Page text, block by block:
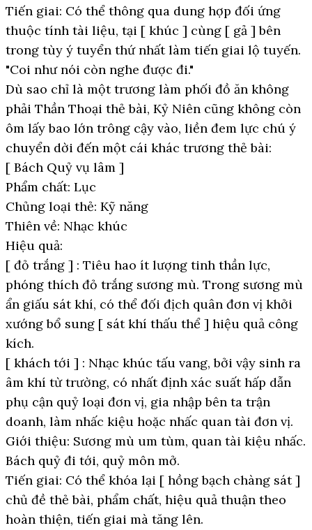
Tiến giai: Có thể thông qua dung hợp đối ứng
thuộc tính tài liệu, tại [ khúc ] cùng [ gả ] bên
trong tùy ý tuyển thứ nhất làm tiến giai lộ tuyến.
"Coi như nói còn nghe được đi."
Dù sao chỉ là một trương làm phối đồ ăn không
phải Thần Thoại thẻ bài, Kỷ Niên cũng không còn
ôm lấy bao lớn trông cậy vào, liền đem lực chú ý
chuyển dời đến một cái khác trương thẻ bài:
[ Bách Quỷ vụ lâm ]
Phẩm chất: Lục
Chủng loại thẻ: Kỹ năng
Thiên về: Nhạc khúc
Hiệu quả:
[ đỏ trắng ] : Tiêu hao ít lượng tinh thần lực,
phóng thích đỏ trắng sương mù. Trong sương mù
ẩn giấu sát khí, có thể đối địch quân đơn vị khởi
xướng bổ sung [ sát khí thấu thể ] hiệu quả công
kích.
[ khách tới ] : Nhạc khúc tấu vang, bởi vậy sinh ra
âm khí từ trường, có nhất định xác suất hấp dẫn
phụ cận quỷ loại đơn vị, gia nhập bên ta trận
doanh, làm nhấc kiệu hoặc nhấc quan tài đơn vị.
Giới thiệu: Sương mù um tùm, quan tài kiệu nhấc.
Bách quỷ đi tới, quỷ môn mở.
Tiến giai: Có thể khóa lại [ hồng bạch chàng sát ]
chủ đề thẻ bài, phẩm chất, hiệu quả thuận theo
hoàn thiện, tiến giai mà tăng lên.